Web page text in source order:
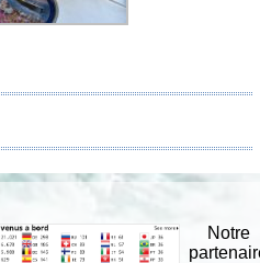
Notre